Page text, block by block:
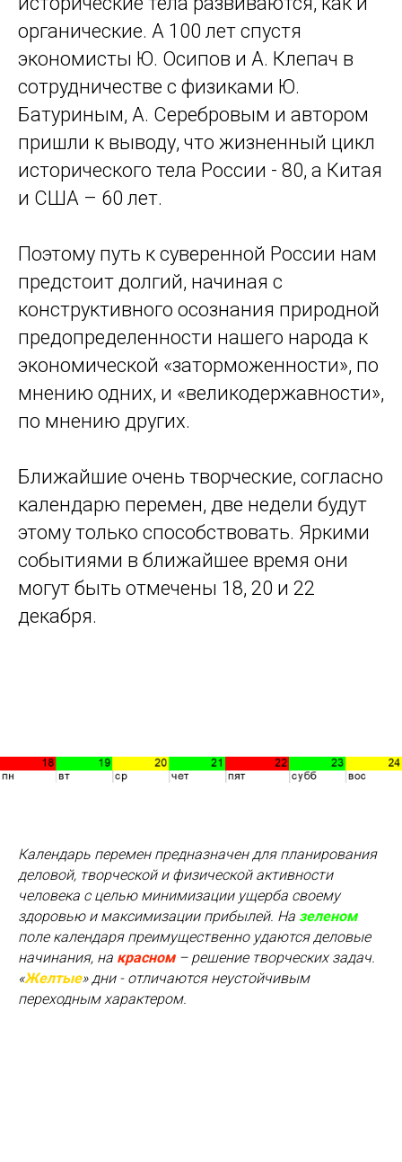
органические. А 100 лет спустя
экономисты Ю. Осипов и А. Клепач в
сотрудничестве с физиками Ю.
Батуриным, А. Серебровым и автором
пришли к выводу, что жизненный цикл
исторического тела России - 80, а Китая
и США – 60 лет.
Поэтому путь к суверенной России нам
предстоит долгий, начиная с
конструктивного осознания природной
предопределенности нашего народа к
экономической «заторможенности», по
мнению одних, и «великодержавности»,
по мнению других.
Ближайшие очень творческие, согласно
календарю перемен, две недели будут
этому только способствовать. Яркими
событиями в ближайшее время они
могут быть отмечены 18, 20 и 22
декабря.
Календарь перемен предназначен для планирования
деловой, творческой и физической активности
человека с целью минимизации ущерба своему
здоровью и максимизации прибылей. На зеленом
поле календаря преимущественно удаются деловые
начинания, на красном– решение творческих задач.
«Желтые» дни - отличаются неустойчивым
переходным характером.